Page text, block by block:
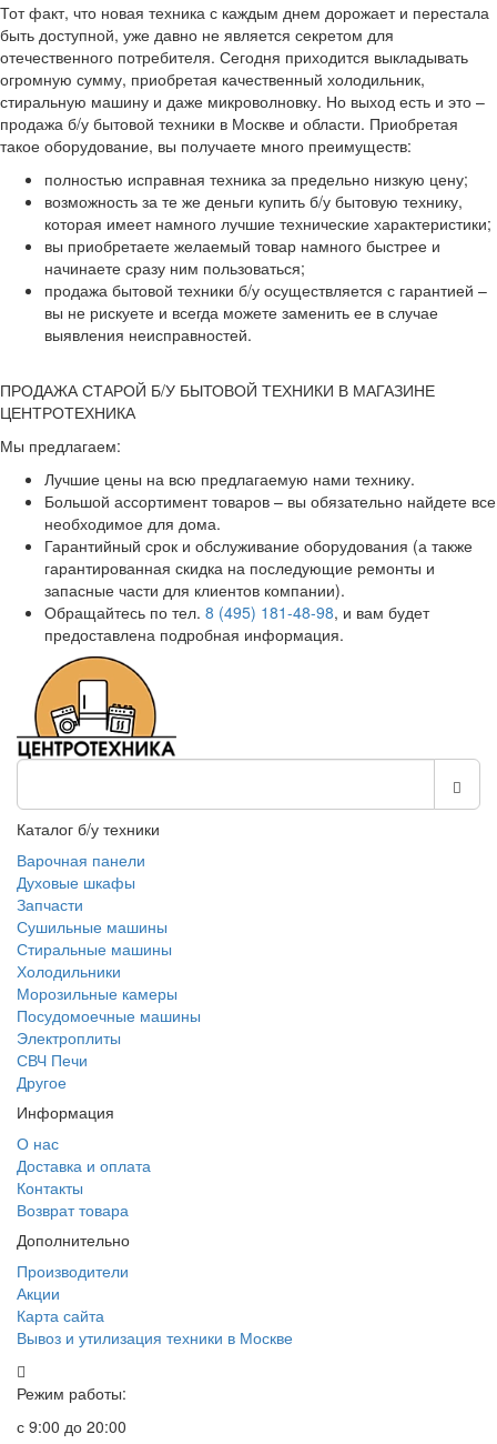
Тот факт, что новая техника с каждым днем дорожает и перестала
быть доступной, уже давно не является секретом для
отечественного потребителя. Сегодня приходится выкладывать
огромную сумму, приобретая качественный холодильник,
стиральную машину и даже микроволновку. Но выход есть и это –
продажа б/у бытовой техники в Москве и области. Приобретая
такое оборудование, вы получаете много преимуществ:
полностью исправная техника за предельно низкую цену;
возможность за те же деньги купить б/у бытовую технику,
которая имеет намного лучшие технические характеристики;
вы приобретаете желаемый товар намного быстрее и
начинаете сразу ним пользоваться;
продажа бытовой техники б/у осуществляется с гарантией –
вы не рискуете и всегда можете заменить ее в случае
выявления неисправностей.
ПРОДАЖА СТАРОЙ Б/У БЫТОВОЙ ТЕХНИКИ В МАГАЗИНЕ
ЦЕНТРОТЕХНИКА
Мы предлагаем:
Лучшие цены на всю предлагаемую нами технику.
Большой ассортимент товаров – вы обязательно найдете все
необходимое для дома.
Гарантийный срок и обслуживание оборудования (а также
гарантированная скидка на последующие ремонты и
запасные части для клиентов компании).
Обращайтесь по тел. 8 (495) 181-48-98, и вам будет
предоставлена подробная информация.
Каталог б/у техники
Варочная панели
Духовые шкафы
Запчасти
Сушильные машины
Стиральные машины
Холодильники
Морозильные камеры
Посудомоечные машины
Электроплиты
СВЧ Печи
Другое
Информация
О нас
Доставка и оплата
Контакты
Возврат товара
Дополнительно
Производители
Акции
Карта сайта
Вывоз и утилизация техники в Москве
Режим работы:
с 9:00 до 20:00